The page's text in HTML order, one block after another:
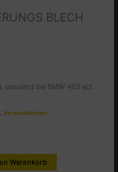
BLECH
passend bei BMW 403 ect.
Versandkosten
Warenkorb